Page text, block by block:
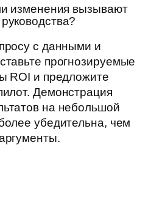
изменения вызывают
с данными и
прогнозируемые
ROI и предложите
Демонстрация
на небольшой
убедительна, чем